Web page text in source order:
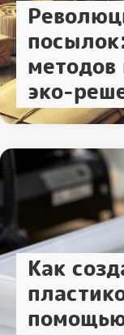
эко-
Как